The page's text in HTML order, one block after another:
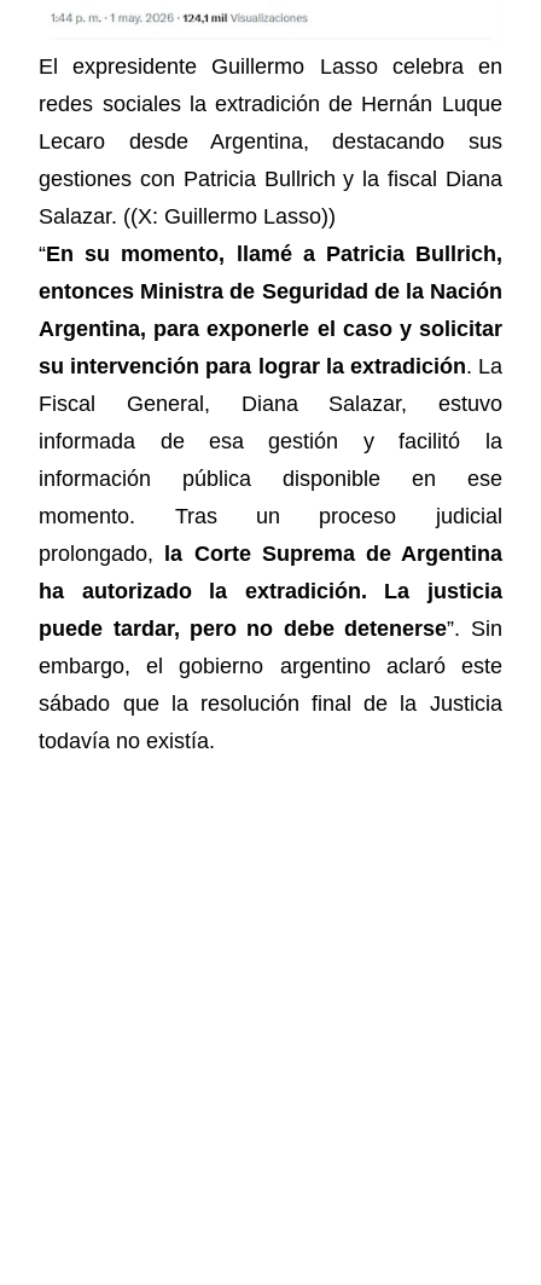
El expresidente Guillermo Lasso celebra en
redes sociales la extradición de Hernán Luque
Lecaro desde Argentina, destacando sus
gestiones con Patricia Bullrich y la fiscal Diana
Salazar. ((X: Guillermo Lasso))
“En su momento, llamé a Patricia Bullrich,
entonces Ministra de Seguridad de la Nación
Argentina, para exponerle el caso y solicitar
su intervención para lograr la extradición. La
Fiscal General, Diana Salazar, estuvo
informada de esa gestión y facilitó la
información pública disponible en ese
momento. Tras un proceso judicial
prolongado, la Corte Suprema de Argentina
ha autorizado la extradición. La justicia
puede tardar, pero no debe detenerse”. Sin
embargo, el gobierno argentino aclaró este
sábado que la resolución final de la Justicia
todavía no existía.